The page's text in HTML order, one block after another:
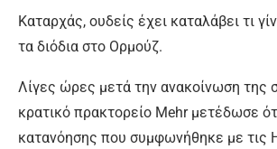
Καταρχάς, ουδείς έχει καταλάβει τι
τα διόδια στο Ορμούζ.
Λίγες ώρες μετά την ανακοίνωση της
κρατικό πρακτορείο Mehr μετέδωσε
κατανόησης που συμφωνήθηκε με τις